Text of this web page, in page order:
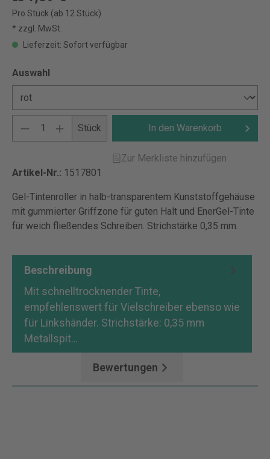
Pro Stück (ab 12 Stück)
* zzgl. MwSt.
Lieferzeit: Sofort verfügbar
Auswahl
Stück In den Warenkorb
Zur Merkliste hinzufügen
Artikel-Nr.: 1517801
Gel-Tintenroller in halb-transparentem Kunststoffgehäuse
mit gummierter Griffzone für guten Halt und EnerGel-Tinte
für weich fließendes Schreiben. Strichstärke 0,35 mm.
Beschreibung
Mit schnelltrocknender Tinte,
empfehlenswert für Vielschreiber ebenso wie
für Linkshänder. Strichstärke: 0,35 mm
Metallspit…
Bewertungen